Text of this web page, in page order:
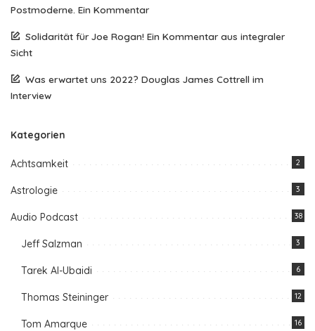
Postmoderne. Ein Kommentar
Solidarität für Joe Rogan! Ein Kommentar aus integraler
Sicht
Was erwartet uns 2022? Douglas James Cottrell im
Interview
Kategorien
Achtsamkeit 2
Astrologie 3
Audio Podcast 38
Jeff Salzman 3
Tarek Al-Ubaidi 6
Thomas Steininger 12
Tom Amarque 16